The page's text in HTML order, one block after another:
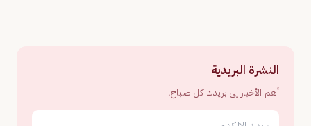
النشرة البريدية
أهم الأخبار إلى بريدك كل صباح.